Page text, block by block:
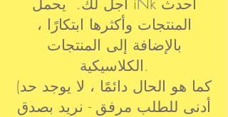
أجل لك. يحمل iNk أحدث
المنتجات وأكثرها ابتكارًا ،
بالإضافة إلى المنتجات
الكلاسيكية.
(كما هو الحال دائمًا ، لا يوجد حد
أدنى للطلب مرفق - نريد بصدق